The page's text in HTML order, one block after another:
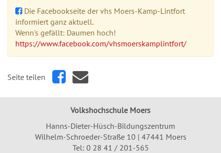
Die Facebookseite der vhs Moers-Kamp-Lintfort
informiert ganz aktuell.
Wenn's gefällt: Daumen hoch!
https://www.facebook.com/vhsmoerskamplintfort/
Seite teilen
Volkshochschule Moers
Hanns-Dieter-Hüsch-Bildungszentrum
Wilhelm-Schroeder-Straße 10 | 47441 Moers
Tel: 0 28 41 / 201-565